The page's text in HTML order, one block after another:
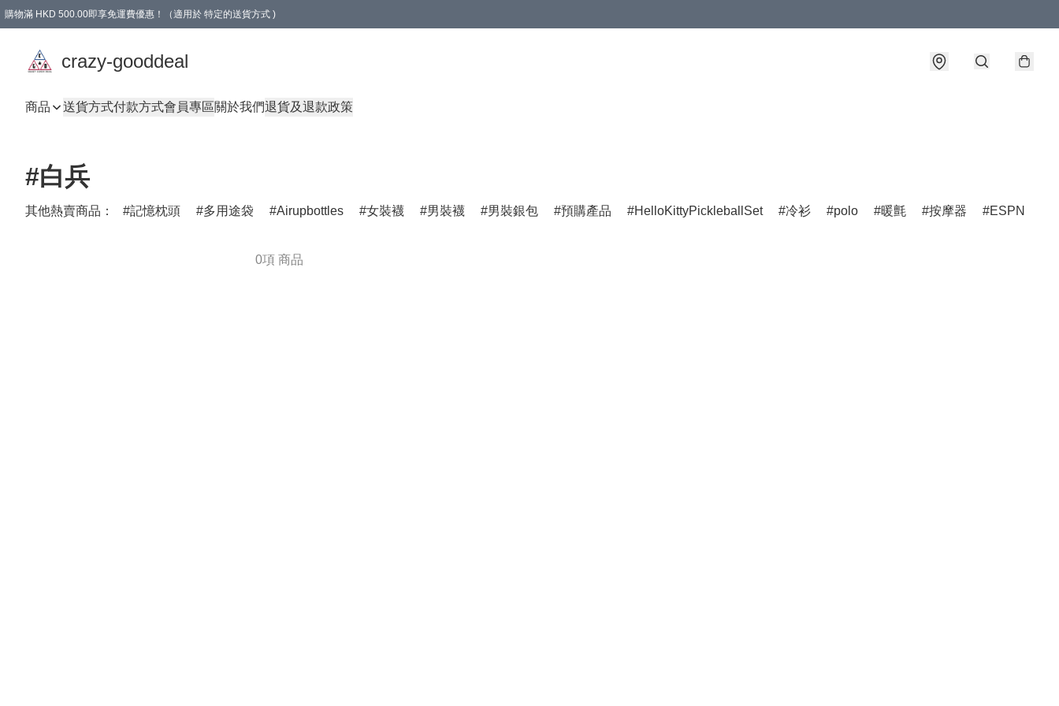
購物滿 HKD 500.00即享免運費優惠！（適用於 特定的送貨方式 )
crazy-gooddeal
商品 送貨方式付款方式會員專區關於我們退貨及退款政策
#白兵
其他熱賣商品： 記憶枕頭 多用途袋 Airupbottles 女裝襪 男裝襪 男裝銀包 預購產品 HelloKittyPickleballSet 冷衫 polo 暖氈 按摩器 ESPN
0項 商品